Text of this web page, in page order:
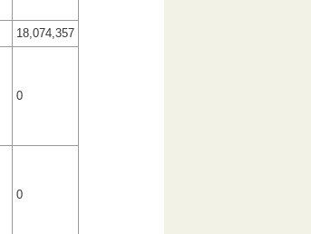
18,074,357
0
0